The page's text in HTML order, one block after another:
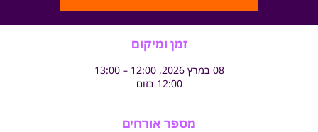
זמן ומיקום
08 במרץ 2026, 12:00 – 13:00
12:00 בזום
מספר אורחים